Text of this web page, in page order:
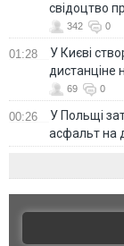
свідоцтво
342 0
01:28
У Києві
дистанціне
69 0
00:26
У Польщі
асфальт на